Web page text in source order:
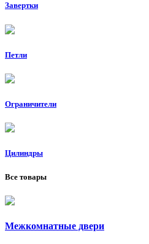
Завертки
Петли
Ограничители
Цилиндры
Все товары
Межкомнатные двери